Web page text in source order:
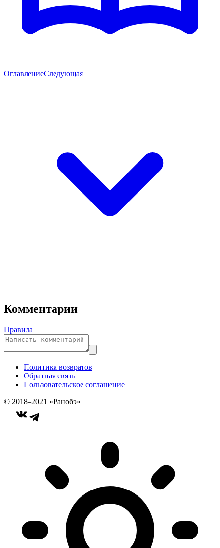
ОглавлениеСледующая
Комментарии
Правила
Политика возвратов
Обратная связь
Пользовательское соглашение
© 2018–2021 «Ранобэ»